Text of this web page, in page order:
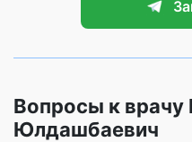
Вопросы к врачу
Юлдашбаевич